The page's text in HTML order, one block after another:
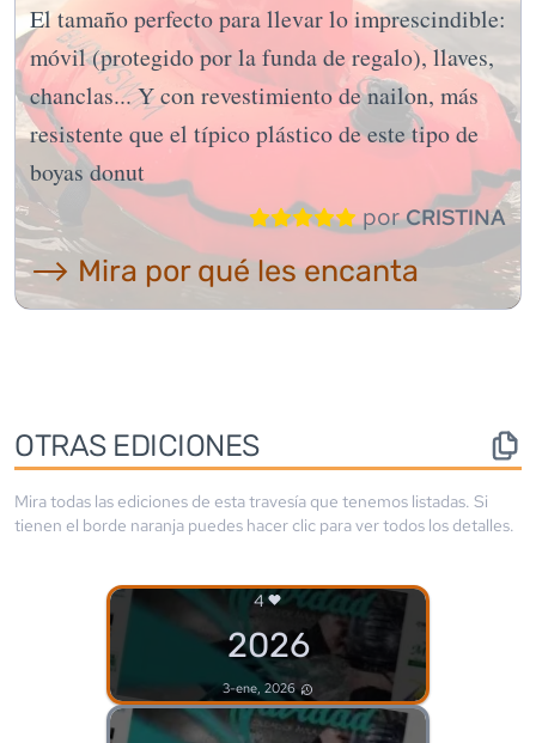
El tamaño perfecto para llevar lo imprescindible:
móvil (protegido por la funda de regalo), llaves,
chanclas... Y con revestimiento de nailon, más
resistente que el típico plástico de este tipo de
boyas donut
porCRISTINA
⟶ Mira por qué les encanta
OTRAS EDICIONES
Mira todas las ediciones de esta travesía que tenemos listadas. Si
tienen el borde naranja puedes hacer clic para ver todos los detalles.
4
2026
3-ene, 2026